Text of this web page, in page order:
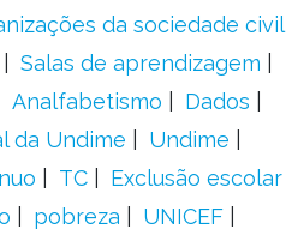
da sociedade civil
Salas de aprendizagem
Analfabetismo
Dados
da Undime
Undime
TC
Exclusão escolar
pobreza
UNICEF